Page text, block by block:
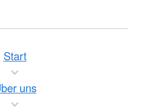
Start
uns